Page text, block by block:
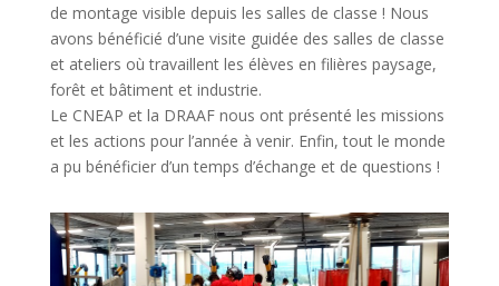
de montage visible depuis les salles de classe ! Nous
avons bénéficié d’une visite guidée des salles de classe
et ateliers où travaillent les élèves en filières paysage,
forêt et bâtiment et industrie.
Le CNEAP et la DRAAF nous ont présenté les missions
et les actions pour l’année à venir. Enfin, tout le monde
a pu bénéficier d’un temps d’échange et de questions !